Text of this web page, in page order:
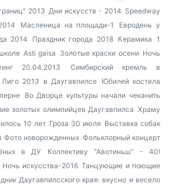
2013 Дни искусств - 2014 Speedway
Масленица на площади-1
Евродень у
2014 Праздник города 2018 Керамика 1
Asti gaisa Золотые краски осени Ночь
20.04.2013
Симбирский кремль в
Лиго 2013 в Даугавпилсе
Юбилей костела
Во Дворце культуры начали чеканить
золотых олимпийцев Даугавпилса Храму
10 лет Гроза 30 июля Выставка собак
Фото новорожденных Фольклорный концерт
в ДУ
Коллективу "Авотиньш" - 40!
Ночь искусства-2016 Танцующие и поющие
Даугавпилсского края: вкусно и весело